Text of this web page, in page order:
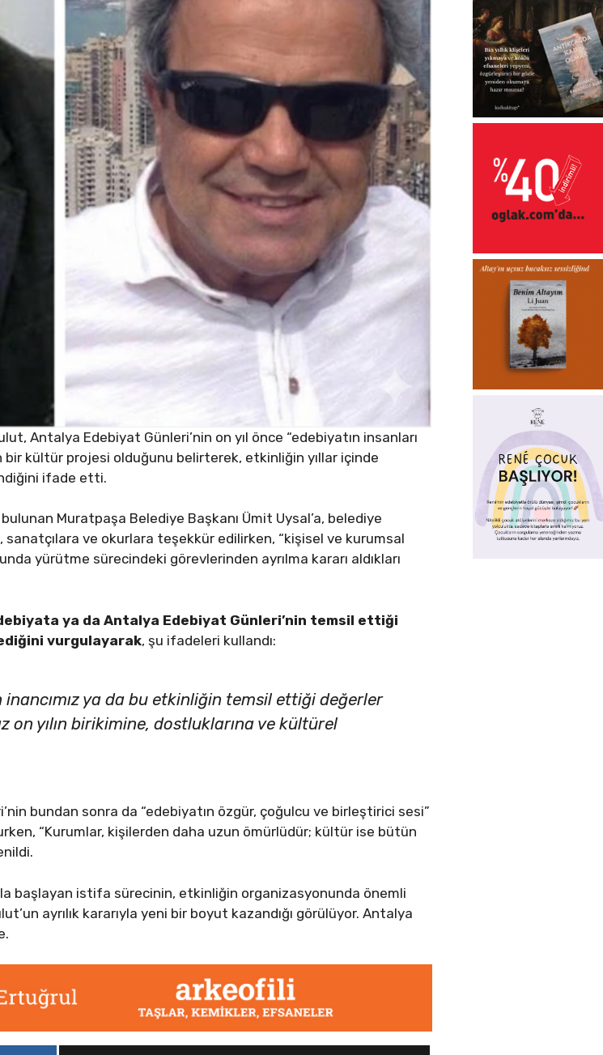
Antalya Edebiyat Günleri’nin on yıl önce “edebiyatın insanları
bir kültür projesi olduğunu belirterek, etkinliğin yıllar içinde
ifade etti.
Muratpaşa Belediye Başkanı Ümit Uysal’a, belediye
sanatçılara ve okurlara teşekkür edilirken, “kişisel ve kurumsal
yürütme sürecindeki görevlerinden ayrılma kararı aldıkları
ya da Antalya Edebiyat Günleri’nin temsil ettiği
vurgulayarak, şu ifadeleri kullandı:
inancımız ya da bu etkinliğin temsil ettiği değerler
on yılın birikimine, dostluklarına ve kültürel
bundan sonra da “edebiyatın özgür, çoğulcu ve birleştirici sesi”
“Kurumlar, kişilerden daha uzun ömürlüdür; kültür ise bütün
başlayan istifa sürecinin, etkinliğin organizasyonunda önemli
ayrılık kararıyla yeni bir boyut kazandığı görülüyor. Antalya